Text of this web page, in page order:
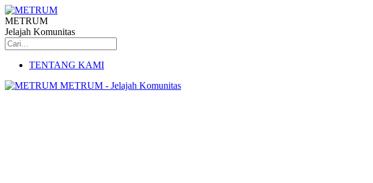
METRUM
Jelajah Komunitas
TENTANG KAMI
METRUM - Jelajah Komunitas